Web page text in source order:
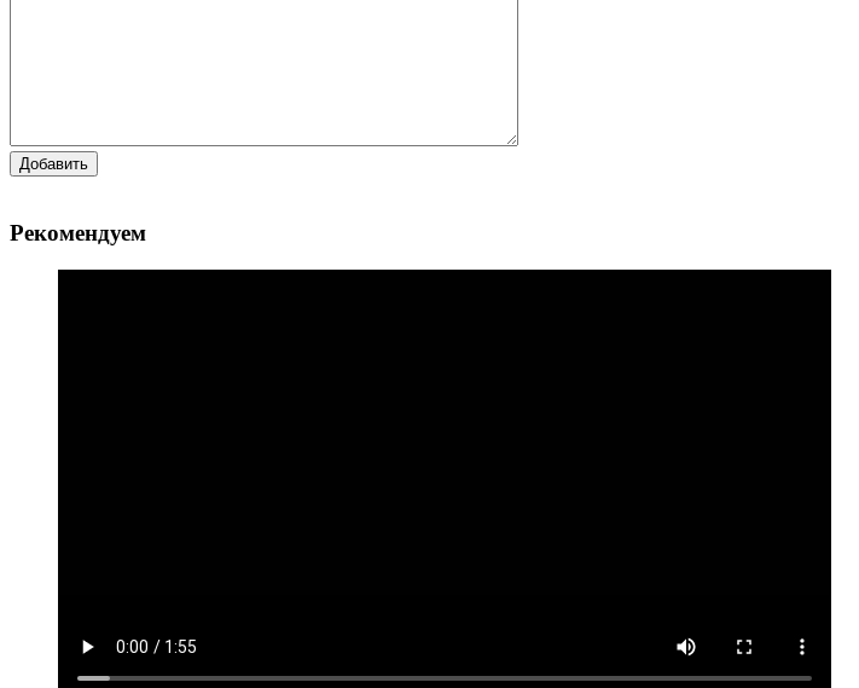
Добавить
Рекомендуем